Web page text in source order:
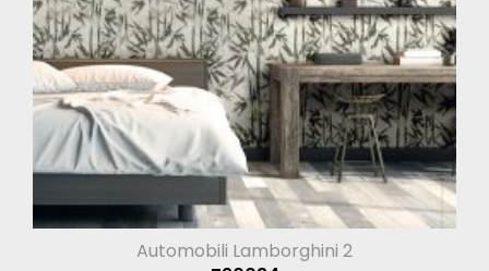
Automobili Lamborghini 2